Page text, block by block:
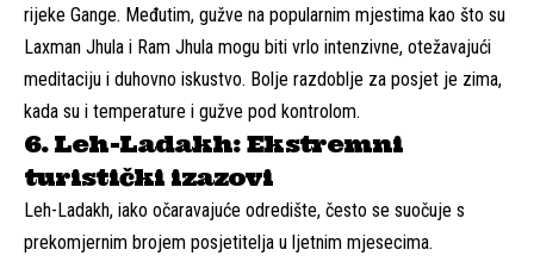
rijeke Gange. Međutim, gužve na popularnim mjestima kao što su
Laxman Jhula i Ram Jhula mogu biti vrlo intenzivne, otežavajući
meditaciju i duhovno iskustvo. Bolje razdoblje za posjet je zima,
kada su i temperature i gužve pod kontrolom.
6. Leh-Ladakh: Ekstremni
turistički izazovi
Leh-Ladakh, iako očaravajuće odredište, često se suočuje s
prekomjernim brojem posjetitelja u ljetnim mjesecima.